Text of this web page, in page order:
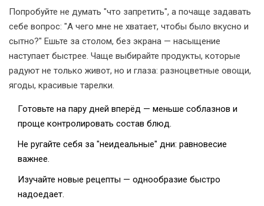
Попробуйте не думать "что запретить", а почаще задавать
себе вопрос: "А чего мне не хватает, чтобы было вкусно и
сытно?" Ешьте за столом, без экрана — насыщение
наступает быстрее. Чаще выбирайте продукты, которые
радуют не только живот, но и глаза: разноцветные овощи,
ягоды, красивые тарелки.
Готовьте на пару дней вперёд — меньше соблазнов и
проще контролировать состав блюд.
Не ругайте себя за "неидеальные" дни: равновесие
важнее.
Изучайте новые рецепты — однообразие быстро
надоедает.